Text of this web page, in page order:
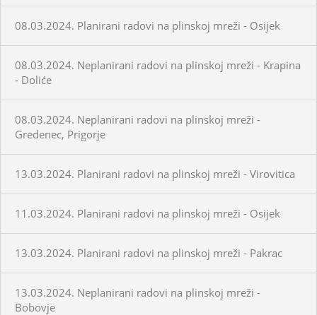
08.03.2024. Planirani radovi na plinskoj mreži - Osijek
08.03.2024. Neplanirani radovi na plinskoj mreži - Krapina
- Doliće
08.03.2024. Neplanirani radovi na plinskoj mreži -
Gredenec, Prigorje
13.03.2024. Planirani radovi na plinskoj mreži - Virovitica
11.03.2024. Planirani radovi na plinskoj mreži - Osijek
13.03.2024. Planirani radovi na plinskoj mreži - Pakrac
13.03.2024. Neplanirani radovi na plinskoj mreži -
Bobovje